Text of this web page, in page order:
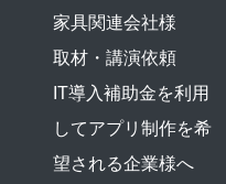
家具関連会社様
取材・講演依頼
IT導入補助金を利用
してアプリ制作を希
望される企業様へ